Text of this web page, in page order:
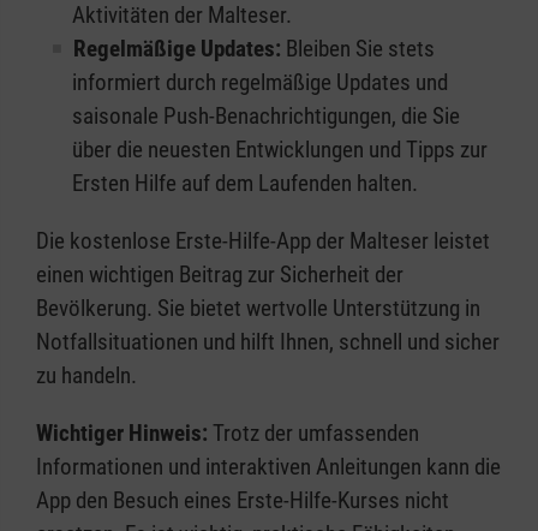
Aktivitäten der Malteser.
Regelmäßige Updates: Bleiben Sie stets
informiert durch regelmäßige Updates und
saisonale Push-Benachrichtigungen, die Sie
über die neuesten Entwicklungen und Tipps zur
Ersten Hilfe auf dem Laufenden halten.
Die kostenlose Erste-Hilfe-App der Malteser leistet
einen wichtigen Beitrag zur Sicherheit der
Bevölkerung. Sie bietet wertvolle Unterstützung in
Notfallsituationen und hilft Ihnen, schnell und sicher
zu handeln.
Wichtiger Hinweis: Trotz der umfassenden
Informationen und interaktiven Anleitungen kann die
App den Besuch eines Erste-Hilfe-Kurses nicht